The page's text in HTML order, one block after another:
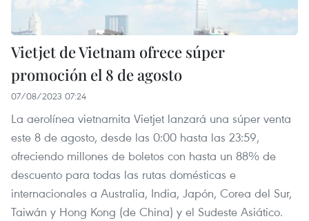
Vietjet de Vietnam ofrece súper
promoción el 8 de agosto
07/08/2023 07:24
La aerolínea vietnamita Vietjet lanzará una súper venta
este 8 de agosto, desde las 0:00 hasta las 23:59,
ofreciendo millones de boletos con hasta un 88% de
descuento para todas las rutas domésticas e
internacionales a Australia, India, Japón, Corea del Sur,
Taiwán y Hong Kong (de China) y el Sudeste Asiático.